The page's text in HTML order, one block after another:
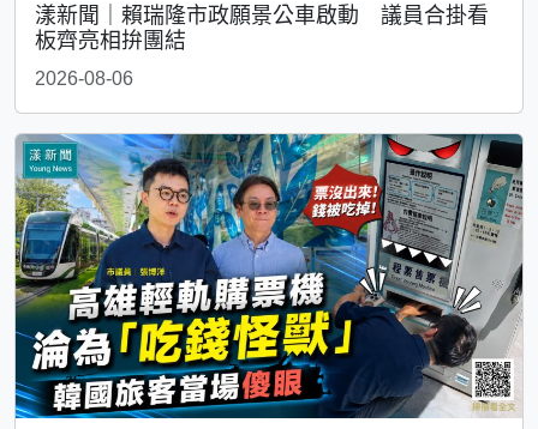
漾新聞｜賴瑞隆市政願景公車啟動 議員合掛看
板齊亮相拚團結
2026-08-06